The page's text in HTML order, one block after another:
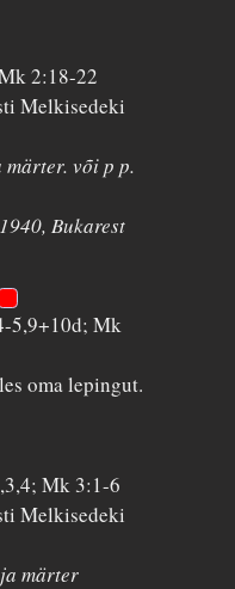
2:18-22
Melkisedeki
või p p.
Bukarest
5,9+10d; Mk
oma lepingut.
Mk 3:1-6
Melkisedeki
märter